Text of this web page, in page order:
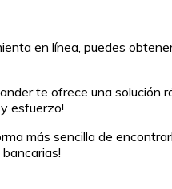
en línea, puedes
te ofrece una
esfuerzo!
más sencilla de